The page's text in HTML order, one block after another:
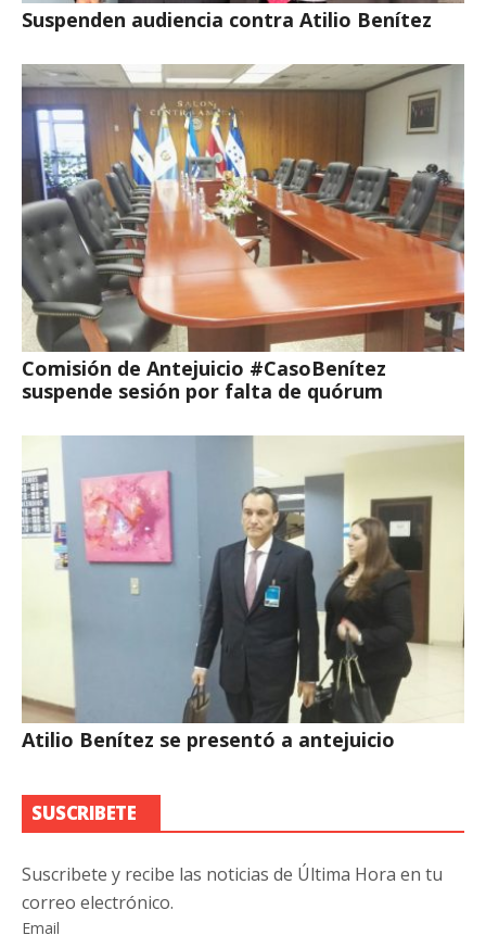
Suspenden audiencia contra Atilio Benítez
Comisión de Antejuicio #CasoBenítez
suspende sesión por falta de quórum
Atilio Benítez se presentó a antejuicio
SUSCRIBETE
Suscribete y recibe las noticias de Última Hora en tu
correo electrónico.
Email